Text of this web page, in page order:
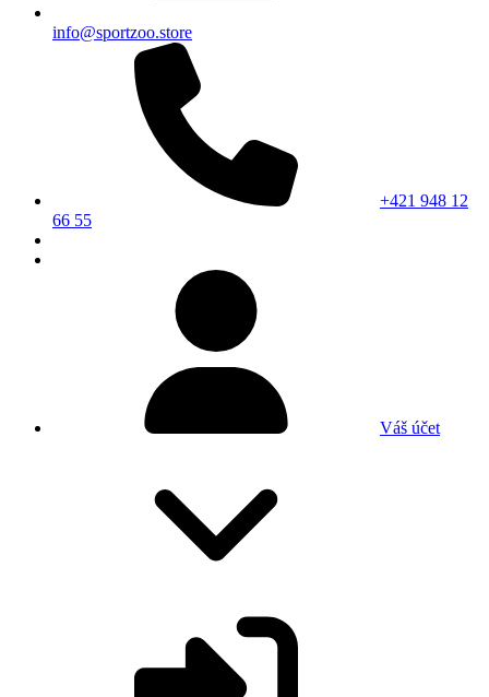
info@sportzoo.store
+421 948 12
66 55
Váš účet